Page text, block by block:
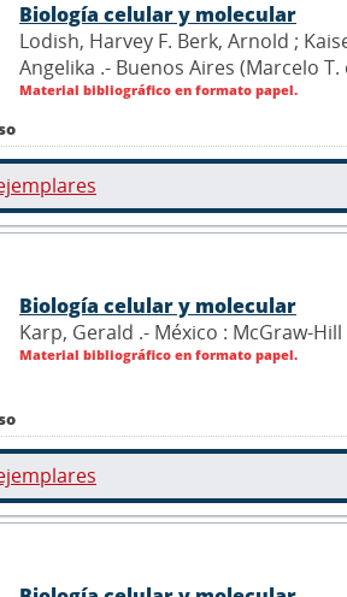
Biología celular y molecular
Lodish, Harvey F. Berk, Arnold ;
Angelika .- Buenos Aires (Marcelo
Material bibliográfico en formato papel.
Biología celular y molecular
Karp, Gerald .- México : McGraw-
Material bibliográfico en formato papel.